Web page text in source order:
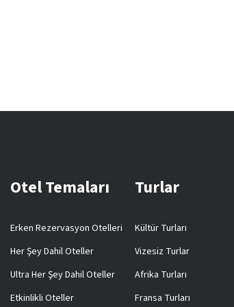
Otel Temaları
Erken Rezervasyon Otelleri
Her Şey Dahil Oteller
Ultra Her Şey Dahil Oteller
Etkinlikli Oteller
Turlar
Kültür Turları
Vizesiz Turlar
Afrika Turları
Fransa Turları